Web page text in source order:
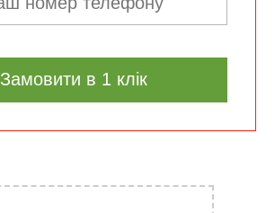
Замовити в 1 клік